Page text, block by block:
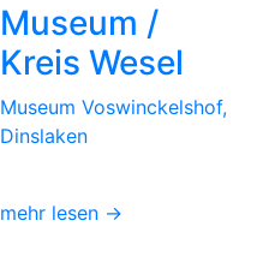
Museum /
Kreis Wesel
Museum Voswinckelshof,
Dinslaken
mehr lesen →